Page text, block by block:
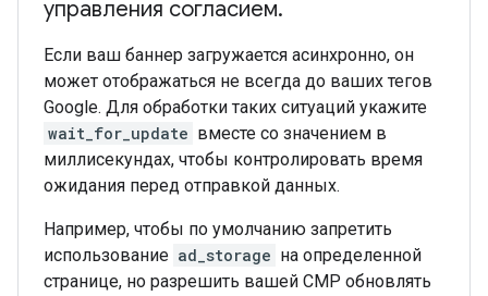
управления согласием.
Если ваш баннер загружается асинхронно, он
может отображаться не всегда до ваших тегов
Google. Для обработки таких ситуаций укажите
wait_for_update вместе со значением в
миллисекундах, чтобы контролировать время
ожидания перед отправкой данных.
Например, чтобы по умолчанию запретить
использование ad_storage на определенной
странице, но разрешить вашей CMP обновлять